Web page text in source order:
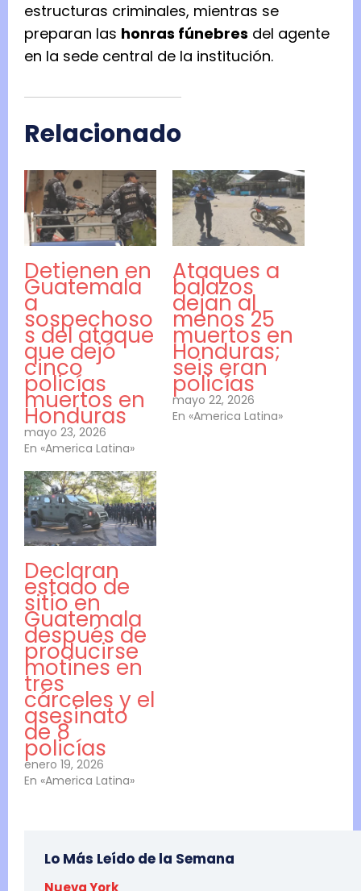
estructuras criminales, mientras se
preparan las honras fúnebres del agente
en la sede central de la institución.
Relacionado
Detienen en
Guatemala
a
sospechoso
s del ataque
que dejó
cinco
policías
muertos en
Honduras
mayo 23, 2026
En «America Latina»
Ataques a
balazos
dejan al
menos 25
muertos en
Honduras;
seis eran
policías
mayo 22, 2026
En «America Latina»
Declaran
estado de
sitio en
Guatemala
después de
producirse
motines en
tres
cárceles y el
asesinato
de 8
policías
enero 19, 2026
En «America Latina»
Lo Más Leído de la Semana